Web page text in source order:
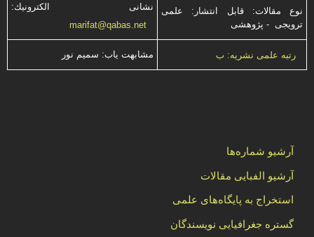
نوع مقالات: قابل انتشار: علمی
ترویجی - پژوهشی
نشانی الكترونیك:
marifat@qabas.net
رتبه علمی نشریه: ب مشابهت ياب: سميم نور
آرشیو شماره‌ها
آرشیو الفبایی مقالات
استخراج به پایگاه‌های علمی
گستره جغرافیایی نویسندگان